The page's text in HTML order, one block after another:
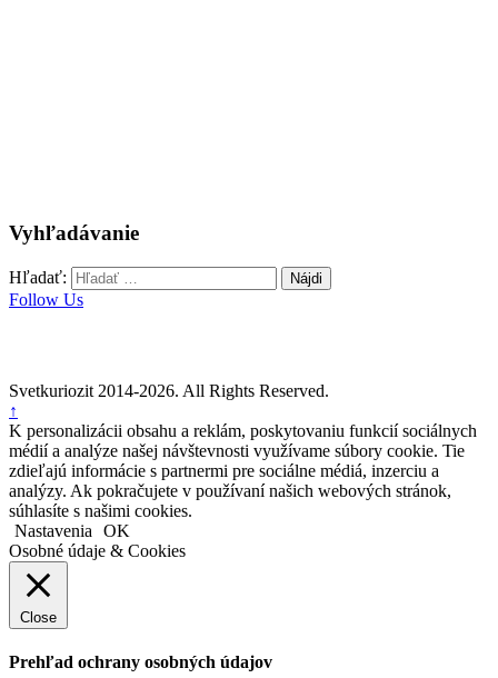
Vyhľadávanie
Hľadať:
Follow Us
Svetkuriozit 2014-2026. All Rights Reserved.
↑
K personalizácii obsahu a reklám, poskytovaniu funkcií sociálnych
médií a analýze našej návštevnosti využívame súbory cookie. Tie
zdieľajú informácie s partnermi pre sociálne médiá, inzerciu a
analýzy. Ak pokračujete v používaní našich webových stránok,
súhlasíte s našimi cookies.
Nastavenia
OK
Osobné údaje & Cookies
Close
Prehľad ochrany osobných údajov